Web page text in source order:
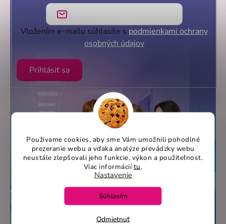
Použivame cookies, aby sme Vám umožnili pohodlné
prezeranie webu a vďaka analýze prevádzky webu
neustále zlepšovali jeho funkcie, výkon a použiteľnost.
Viac informáciítu.
Nastavenie
Odmietnuť
Súhlasím
Vložením e-mailu súhlasíte s podmienkami ochrany
osobných údajov
Prihlásiť sa